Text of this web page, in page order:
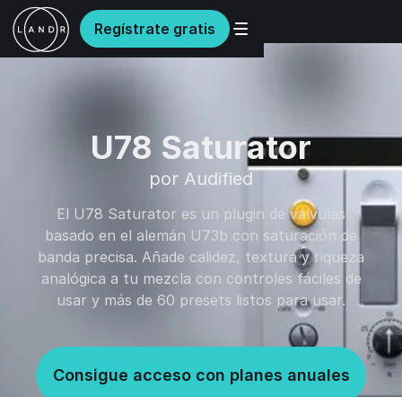
Regístrate gratis
U78 Saturator
por Audified
El U78 Saturator es un plugin de válvulas
basado en el alemán U73b con saturación de
banda precisa. Añade calidez, textura y riqueza
analógica a tu mezcla con controles fáciles de
usar y más de 60 presets listos para usar.
Consigue acceso con planes anuales